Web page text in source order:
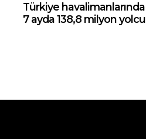
Türkiye havalimanlarında
7 ayda 138,8 milyon yolcu